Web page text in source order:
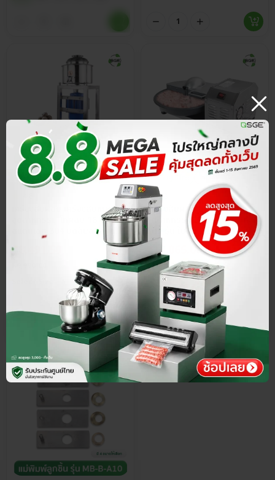
ประกันศูนย์ไทย
ส่วนลด 15%
เครื่องสับผสม เครื่องสับหมู
อุตสาหกรรม โถผสม 18, 24 ซม.
สแตนเลส 304 บดสับละเอียด
ผสมเนื้อเป็นอีมัลชั่น เนียนเด้ง
฿
ประกันศูนย์ไทย
ส่วนลด 15%
4.8
เครื่องสับผสม เครื่องสับหมู
อุตสาหกรรม โถสับแบบกระทะ 5
ลิตร รุ่น ใบมีด 2 แฉก แปรรูป
วัตถุดิบได้สูงสุด 2 กก./รอบ
฿16,065.00
฿18,900.00
พรีออเดอร์